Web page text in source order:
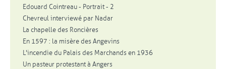
Edouard Cointreau - Portrait - 2
Chevreul interviewé par Nadar
La chapelle des Roncières
En 1597 : la misère des Angevins
L'incendie du Palais des Marchands en 1936
Un pasteur protestant à Angers